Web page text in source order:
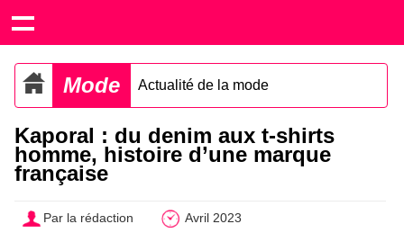
Mode Actualité de la mode
Kaporal : du denim aux t-shirts
homme, histoire d’une marque
française
Par la rédaction Avril 2023